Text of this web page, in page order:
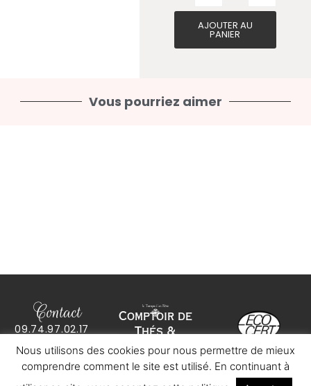
AJOUTER AU
PANIER
Vous pourriez aimer
Contact
09.74.97.02.17
13 rue du Marché
– 92160 Antony
Comptoir de
Thés &
Infusions bio
Mentions légales
Conditions
Nous utilisons des cookies pour nous permettre de mieux
comprendre comment le site est utilisé. En continuant à